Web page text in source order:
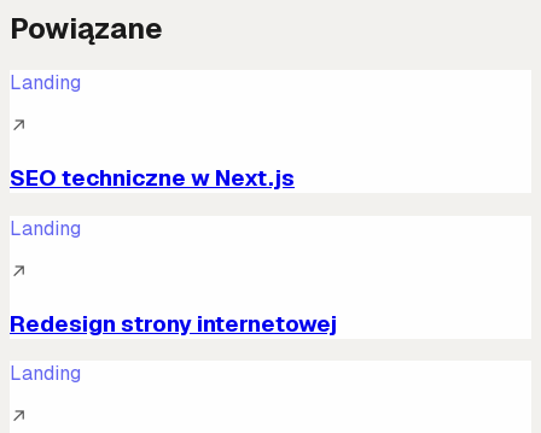
Powiązane
Landing
↗
SEO techniczne w Next.js
Landing
↗
Redesign strony internetowej
Landing
↗